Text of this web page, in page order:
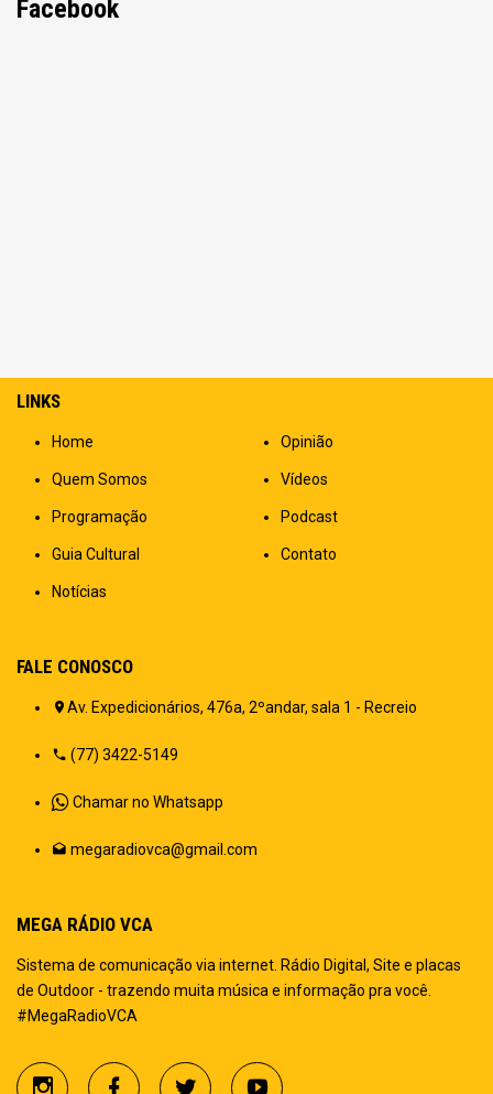
Facebook
LINKS
Home
Quem Somos
Programação
Guia Cultural
Notícias
Opinião
Vídeos
Podcast
Contato
FALE CONOSCO
Av. Expedicionários, 476a, 2ºandar, sala 1 - Recreio
(77) 3422-5149
Chamar no Whatsapp
megaradiovca@gmail.com
MEGA RÁDIO VCA
Sistema de comunicação via internet. Rádio Digital, Site e placas
de Outdoor - trazendo muita música e informação pra você.
#MegaRadioVCA